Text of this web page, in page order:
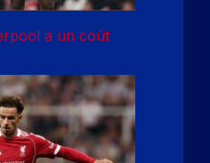
a un coût